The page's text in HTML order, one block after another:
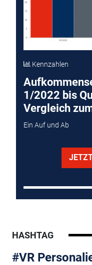
Kennzahlen
1/2022 bis
Vergleich
Ein Auf und Ab
HASHTAG
#VR